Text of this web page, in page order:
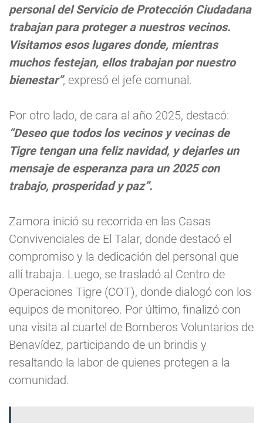
personal del Servicio de Protección Ciudadana
trabajan para proteger a nuestros vecinos.
Visitamos esos lugares donde, mientras
muchos festejan, ellos trabajan por nuestro
bienestar”, expresó el jefe comunal.
Por otro lado, de cara al año 2025, destacó:
“Deseo que todos los vecinos y vecinas de
Tigre tengan una feliz navidad, y dejarles un
mensaje de esperanza para un 2025 con
trabajo, prosperidad y paz”.
Zamora inició su recorrida en las Casas
Convivenciales de El Talar, donde destacó el
compromiso y la dedicación del personal que
allí trabaja. Luego, se trasladó al Centro de
Operaciones Tigre (COT), donde dialogó con los
equipos de monitoreo. Por último, finalizó con
una visita al cuartel de Bomberos Voluntarios de
Benavídez, participando de un brindis y
resaltando la labor de quienes protegen a la
comunidad.